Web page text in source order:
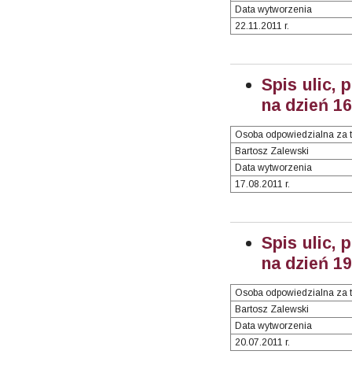
Data wytworzenia
22.11.2011 r.
Spis ulic,
na dzień
Osoba odpowiedzialna za
Bartosz Zalewski
Data wytworzenia
17.08.2011 r.
Spis ulic,
na dzień
Osoba odpowiedzialna za
Bartosz Zalewski
Data wytworzenia
20.07.2011 r.